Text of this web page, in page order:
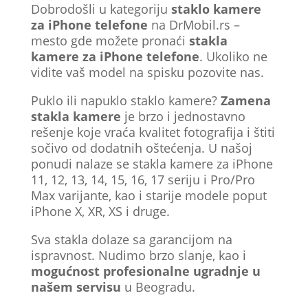
Dobrodošli u kategoriju staklo kamere
za iPhone telefone na DrMobil.rs –
mesto gde možete pronaći stakla
kamere za iPhone telefone. Ukoliko ne
vidite vaš model na spisku pozovite nas.
Puklo ili napuklo staklo kamere? Zamena
stakla kamere je brzo i jednostavno
rešenje koje vraća kvalitet fotografija i štiti
sočivo od dodatnih oštećenja. U našoj
ponudi nalaze se stakla kamere za iPhone
11, 12, 13, 14, 15, 16, 17 seriju i Pro/Pro
Max varijante, kao i starije modele poput
iPhone X, XR, XS i druge.
Sva stakla dolaze sa garancijom na
ispravnost. Nudimo brzo slanje, kao i
mogućnost profesionalne ugradnje u
našem servisu u Beogradu.